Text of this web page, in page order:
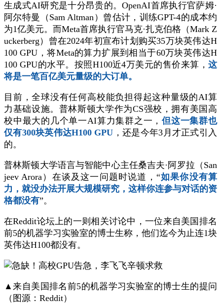
生成式AI研究是十分昂贵的。OpenAI首席执行官萨姆·
阿尔特曼（Sam Altman）曾估计，训练GPT-4的成本约
为1亿美元。而Meta首席执行官马克·扎克伯格（Mark Z
uckerberg）曾在2024年初宣布计划购买35万块英伟达H
100 GPU，将Meta的算力扩展到相当于60万块英伟达H
100 GPU的水平。按照H100近4万美元的售价来算， 这
将是一笔百亿美元量级的大订单。
目前，全球没有任何高校能负担得起这种量级的AI算
力基础设施。普林斯顿大学作为CS强校，拥有美国高
校中最大的几个单一AI算力集群之一，但这一集群也
仅有300块英伟达H100 GPU ，还是今年3月才正式引入
的。
普林斯顿大学语言与智能中心主任桑吉夫·阿罗拉 （San
jeev Arora）在谈及这一问题时说道，“如果你没有算
力，就没办法开展大规模研究，这样你连参与对话的资
格都没有”。
在Reddit论坛上的一则相关讨论中，一位来自美国排名
前5的机器学习实验室的博士生称，他们迄今为止连1块
英伟达H100都没有。
▲来自美国排名前5的机器学习实验室的博士生的提问
（图源：Reddit）